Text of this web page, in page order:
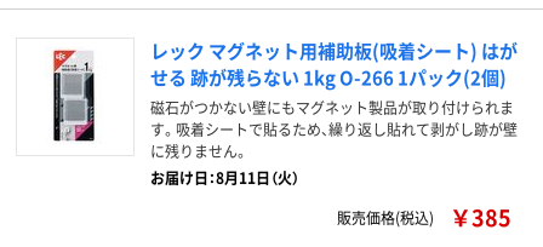
レック マグネット用補助板(吸着シート) はが
せる 跡が残らない 1kg O-266 1パック(2個)
磁石がつかない壁にもマグネット製品が取り付けられま
す。吸着シートで貼るため、繰り返し貼れて剥がし跡が壁
に残りません。
お届け日：8月11日（火）
販売価格(税込)
￥385